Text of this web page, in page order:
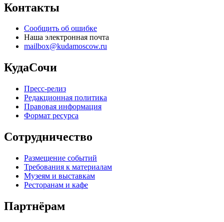
Контакты
Сообщить об ошибке
Наша электронная почта
mailbox@kudamoscow.ru
КудаСочи
Пресс-релиз
Редакционная политика
Правовая информация
Формат ресурса
Сотрудничество
Размещение событий
Требования к материалам
Музеям и выставкам
Ресторанам и кафе
Партнёрам